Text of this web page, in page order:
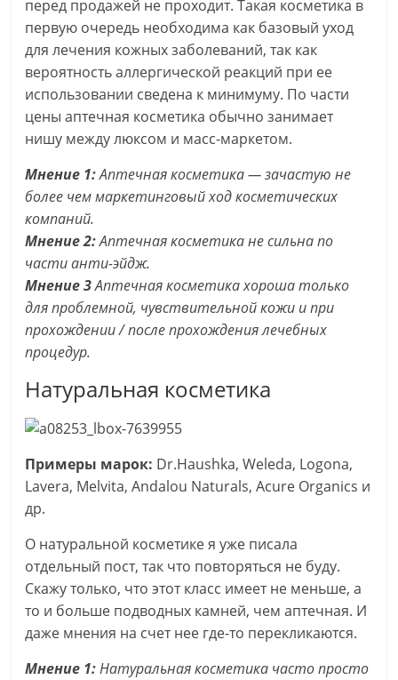
перед продажей не проходит. Такая косметика в
первую очередь необходима как базовый уход
для лечения кожных заболеваний, так как
вероятность аллергической реакций при ее
использовании сведена к минимуму. По части
цены аптечная косметика обычно занимает
нишу между люксом и масс-маркетом.
Мнение 1: Аптечная косметика — зачастую не
более чем маркетинговый ход косметических
компаний.
Мнение 2: Аптечная косметика не сильна по
части анти-эйдж.
Мнение 3 Аптечная косметика хороша только
для проблемной, чувствительной кожи и при
прохождении / после прохождения лечебных
процедур.
Натуральная косметика
Примеры марок: Dr.Haushka, Weleda, Logona,
Lavera, Melvita, Andalou Naturals, Acure Organics и
др.
О натуральной косметике я уже писала
отдельный пост, так что повторяться не буду.
Скажу только, что этот класс имеет не меньше, а
то и больше подводных камней, чем аптечная. И
даже мнения на счет нее где-то перекликаются.
Мнение 1: Натуральная косметика часто просто